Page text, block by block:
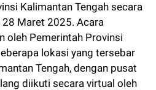
Kalimantan Tengah secara
Maret 2025. Acara
oleh Pemerintah Provinsi
lokasi yang tersebar
Tengah, dengan pusat
diikuti secara virtual oleh